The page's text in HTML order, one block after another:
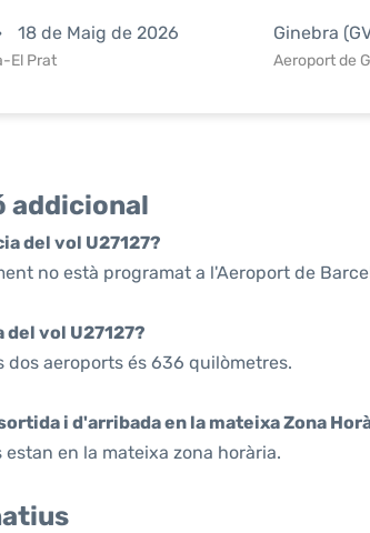
18 de Maig de 2026
El Prat
Ginebra
Aeroport de
addicional
del vol U27127?
no està programat a l'Aeroport de
del vol U27127?
dos aeroports és 636 quilòmetres.
i d'arribada en la mateixa Zona
en la mateixa zona horària.